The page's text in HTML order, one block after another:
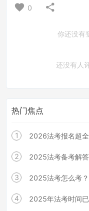
0
你还没有
还没有人
热门焦点
1 2026法考报名超
2 2025法考备考解
3 2025法考怎么考
4 2025年法考时间